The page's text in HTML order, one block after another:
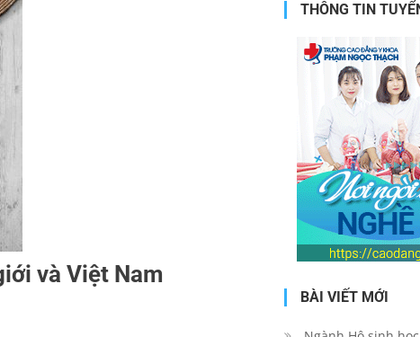
và Việt Nam
THÔNG TIN
BÀI VIẾT MỚI